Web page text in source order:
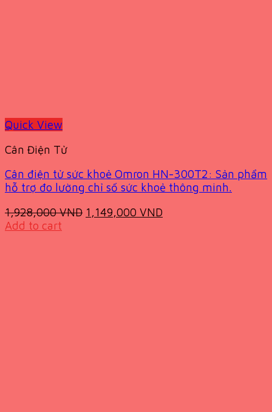
Quick View
Cân Điện Tử
Cân điện tử sức khoẻ Omron HN-300T2: Sản phẩm
hỗ trợ đo lường chỉ số sức khoẻ thông minh.
1,928,000VND Original
1,149,000 VND
Add to cart